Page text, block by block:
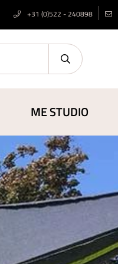
+31 (0)522 - 240898
ME STUDIO